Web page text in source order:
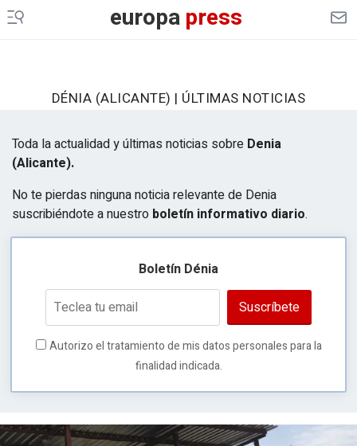
europapress
DÉNIA (ALICANTE) | ÚLTIMAS NOTICIAS
Toda la actualidad y últimas noticias sobre Denia
(Alicante).
No te pierdas ninguna noticia relevante de Denia
suscribiéndote a nuestro boletín informativo diario.
Boletín Dénia
Suscríbete
Autorizo el tratamiento de mis datos personales para la
finalidad indicada.